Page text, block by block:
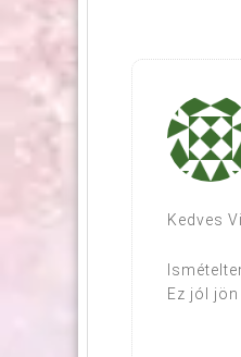
Kedves
Ez jól